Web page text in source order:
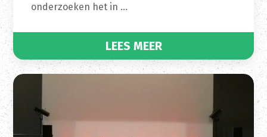
onderzoeken het in …
LEES MEER